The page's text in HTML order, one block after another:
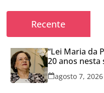
Recente
“Lei Maria da
20 anos nesta
agosto 7, 2026